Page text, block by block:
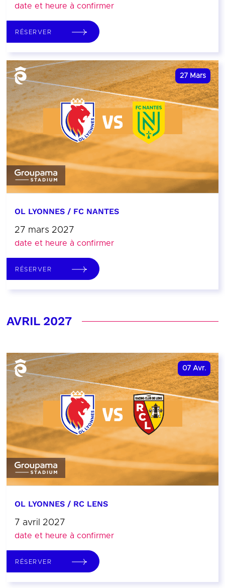
date et heure à confirmer
RÉSERVER
27 Mars
OL LYONNES / FC NANTES
27 mars 2027
date et heure à confirmer
RÉSERVER
AVRIL 2027
07 Avr.
OL LYONNES / RC LENS
7 avril 2027
date et heure à confirmer
RÉSERVER